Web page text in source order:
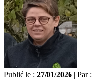
Publié le : 27/01/2026 | Par :